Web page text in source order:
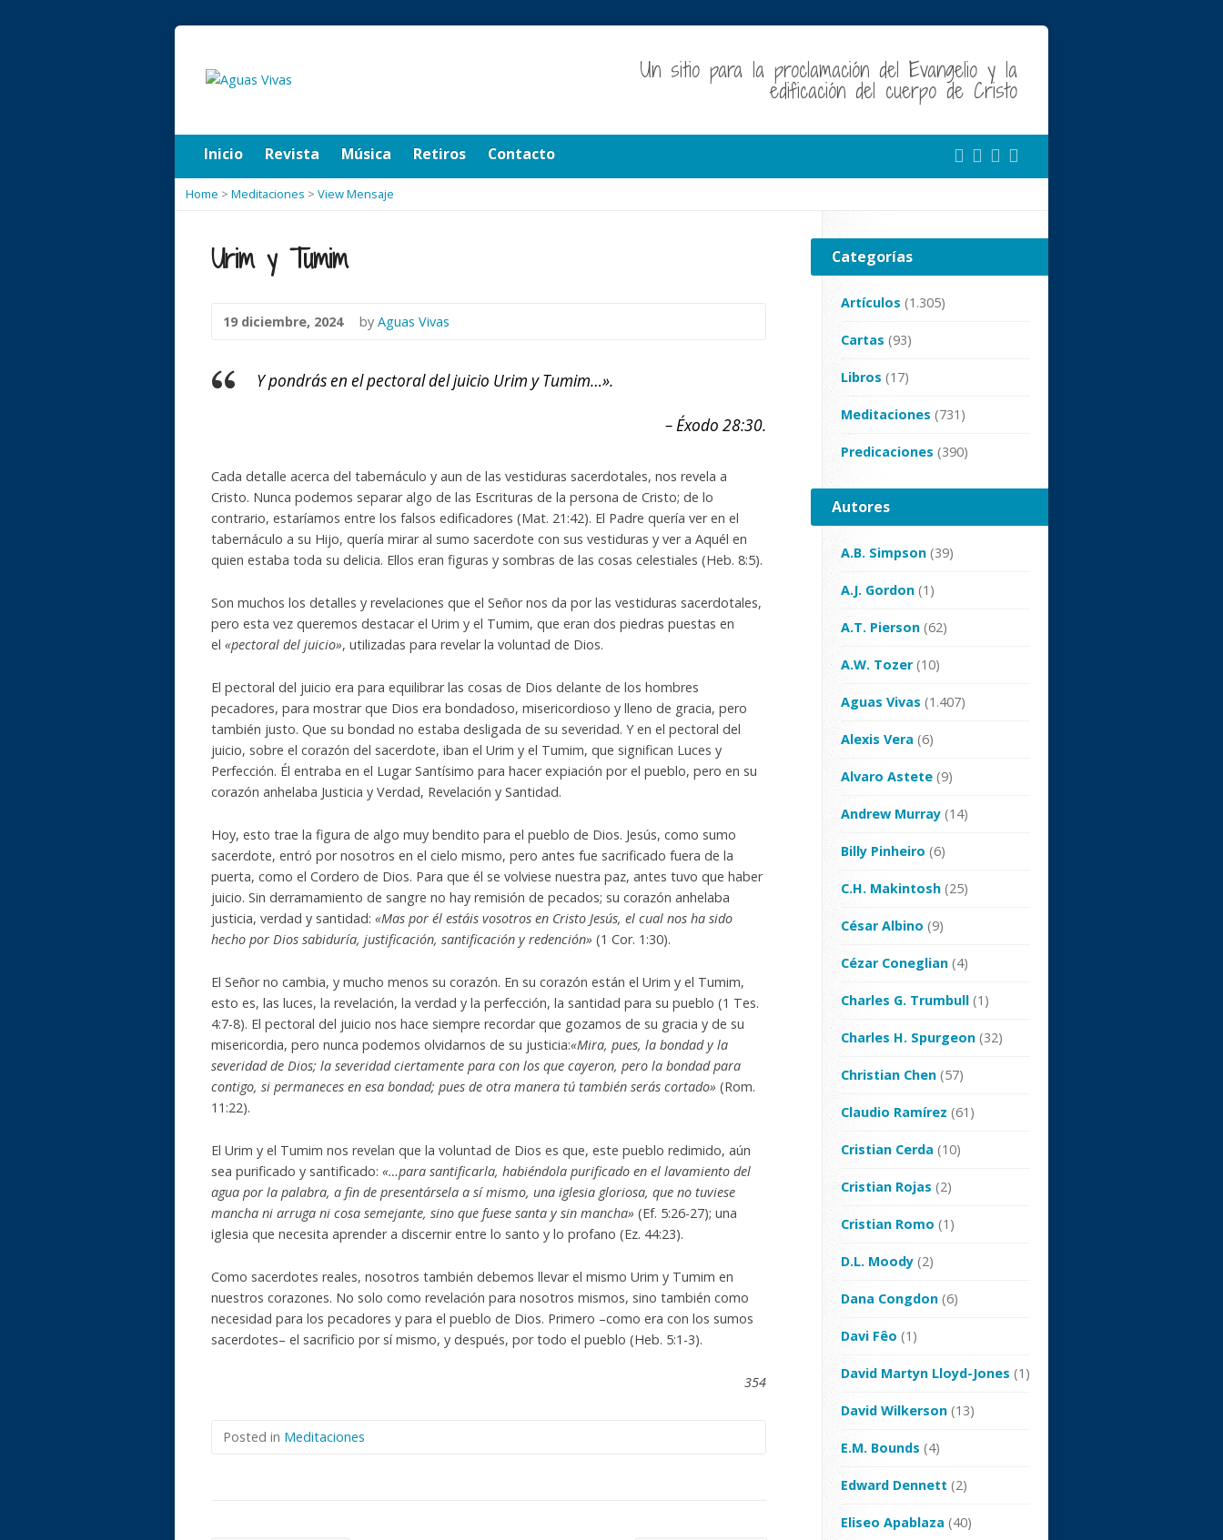
Un sitio para la proclamación del Evangelio y la
edificación del cuerpo de Cristo
Inicio Revista Música Retiros Contacto
Home > Meditaciones > View Mensaje
Urim y Tumim
19 diciembre, 2024 by Aguas Vivas
Y pondrás en el pectoral del juicio Urim y Tumim…».
– Éxodo 28:30.
Cada detalle acerca del tabernáculo y aun de las vestiduras sacerdotales, nos revela a
Cristo. Nunca podemos separar algo de las Escrituras de la persona de Cristo; de lo
contrario, estaríamos entre los falsos edificadores (Mat. 21:42). El Padre quería ver en el
tabernáculo a su Hijo, quería mirar al sumo sacerdote con sus vestiduras y ver a Aquél en
quien estaba toda su delicia. Ellos eran figuras y sombras de las cosas celestiales (Heb. 8:5).
Son muchos los detalles y revelaciones que el Señor nos da por las vestiduras sacerdotales,
pero esta vez queremos destacar el Urim y el Tumim, que eran dos piedras puestas en
el «pectoral del juicio», utilizadas para revelar la voluntad de Dios.
El pectoral del juicio era para equilibrar las cosas de Dios delante de los hombres
pecadores, para mostrar que Dios era bondadoso, misericordioso y lleno de gracia, pero
también justo. Que su bondad no estaba desligada de su severidad. Y en el pectoral del
juicio, sobre el corazón del sacerdote, iban el Urim y el Tumim, que significan Luces y
Perfección. Él entraba en el Lugar Santísimo para hacer expiación por el pueblo, pero en su
corazón anhelaba Justicia y Verdad, Revelación y Santidad.
Hoy, esto trae la figura de algo muy bendito para el pueblo de Dios. Jesús, como sumo
sacerdote, entró por nosotros en el cielo mismo, pero antes fue sacrificado fuera de la
puerta, como el Cordero de Dios. Para que él se volviese nuestra paz, antes tuvo que haber
juicio. Sin derramamiento de sangre no hay remisión de pecados; su corazón anhelaba
justicia, verdad y santidad: «Mas por él estáis vosotros en Cristo Jesús, el cual nos ha sido
hecho por Dios sabiduría, justificación, santificación y redención» (1 Cor. 1:30).
El Señor no cambia, y mucho menos su corazón. En su corazón están el Urim y el Tumim,
esto es, las luces, la revelación, la verdad y la perfección, la santidad para su pueblo (1 Tes.
4:7-8). El pectoral del juicio nos hace siempre recordar que gozamos de su gracia y de su
misericordia, pero nunca podemos olvidarnos de su justicia:«Mira, pues, la bondad y la
severidad de Dios; la severidad ciertamente para con los que cayeron, pero la bondad para
contigo, si permaneces en esa bondad; pues de otra manera tú también serás cortado» (Rom.
11:22).
El Urim y el Tumim nos revelan que la voluntad de Dios es que, este pueblo redimido, aún
sea purificado y santificado: «…para santificarla, habiéndola purificado en el lavamiento del
agua por la palabra, a fin de presentársela a sí mismo, una iglesia gloriosa, que no tuviese
mancha ni arruga ni cosa semejante, sino que fuese santa y sin mancha» (Ef. 5:26-27); una
iglesia que necesita aprender a discernir entre lo santo y lo profano (Ez. 44:23).
Como sacerdotes reales, nosotros también debemos llevar el mismo Urim y Tumim en
nuestros corazones. No solo como revelación para nosotros mismos, sino también como
necesidad para los pecadores y para el pueblo de Dios. Primero –como era con los sumos
sacerdotes– el sacrificio por sí mismo, y después, por todo el pueblo (Heb. 5:1-3).
354
Posted in Meditaciones
Categorías
Artículos (1.305)
Cartas (93)
Libros (17)
Meditaciones (731)
Predicaciones (390)
Autores
A.B. Simpson (39)
A.J. Gordon (1)
A.T. Pierson (62)
A.W. Tozer(10)
Aguas Vivas (1.407)
Alexis Vera (6)
Alvaro Astete (9)
Andrew Murray (14)
Billy Pinheiro (6)
C.H. Makintosh (25)
César Albino (9)
Cézar Coneglian (4)
Charles G. Trumbull (1)
Charles H. Spurgeon (32)
Christian Chen (57)
Claudio Ramírez (61)
Cristian Cerda (10)
Cristian Rojas (2)
Cristian Romo (1)
D.L. Moody (2)
Dana Congdon (6)
Davi Fêo (1)
David Martyn Lloyd-Jones (1)
David Wilkerson (13)
E.M. Bounds (4)
Edward Dennett (2)
Eliseo Apablaza (40)